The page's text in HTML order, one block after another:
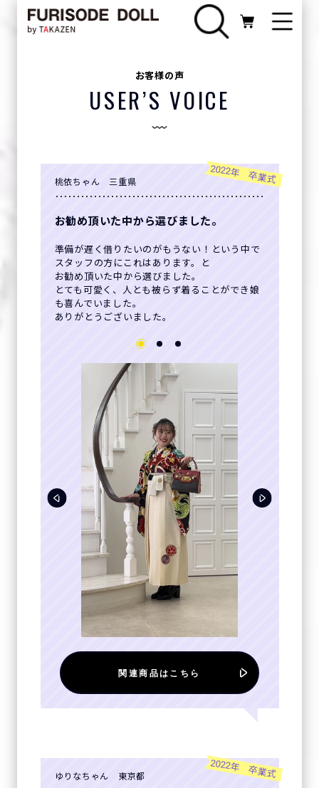
お客様の声
USER’S VOICE
2022年 卒業式
桃依ちゃん 三重県
お勧め頂いた中から選びました。
準備が遅く借りたいのがもうない！という中で
スタッフの方にこれはあります。と
お勧め頂いた中から選びました。
とても可愛く、人とも被らず着ることができ娘
も喜んでいました。
ありがとうございました。
関連商品はこちら
2022年 卒業式
ゆりなちゃん 東京都